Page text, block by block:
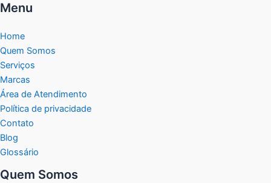
Menu
Home
Quem Somos
Serviços
Marcas
Área de Atendimento
Política de privacidade
Contato
Blog
Glossário
Quem Somos